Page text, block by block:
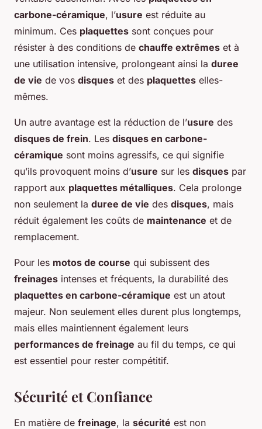
carbone-céramique, l’usure est réduite au
minimum. Ces plaquettes sont conçues pour
résister à des conditions de chauffe extrêmes et à
une utilisation intensive, prolongeant ainsi la duree
de vie de vos disques et des plaquettes elles-
mêmes.
Un autre avantage est la réduction de l’usure des
disques de frein. Les disques en carbone-
céramique sont moins agressifs, ce qui signifie
qu’ils provoquent moins d’usure sur les disques par
rapport aux plaquettes métalliques. Cela prolonge
non seulement la duree de vie des disques, mais
réduit également les coûts de maintenance et de
remplacement.
Pour les motos de course qui subissent des
freinages intenses et fréquents, la durabilité des
plaquettes en carbone-céramique est un atout
majeur. Non seulement elles durent plus longtemps,
mais elles maintiennent également leurs
performances de freinage au fil du temps, ce qui
est essentiel pour rester compétitif.
Sécurité et Confiance
En matière de freinage, la sécurité est non